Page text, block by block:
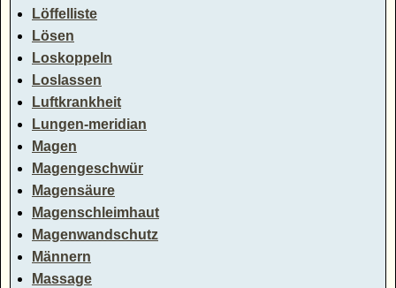
Löffelliste
Lösen
Loskoppeln
Loslassen
Luftkrankheit
Lungen-meridian
Magen
Magengeschwür
Magensäure
Magenschleimhaut
Magenwandschutz
Männern
Massage